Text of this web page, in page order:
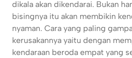
dikala akan dikendarai. Bukan
bisingnya itu akan membikin
nyaman. Cara yang paling
kerusakannya yaitu dengan
kendaraan beroda empat yang